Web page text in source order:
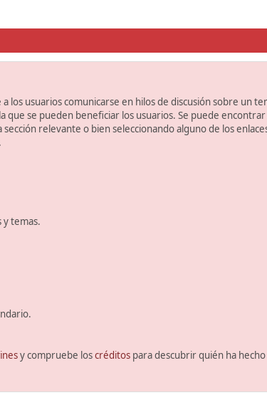
usuarios comunicarse en hilos de discusión sobre un
se pueden beneficiar los usuarios. Se puede
relevante o bien seleccionando alguno de los
temas.
y compruebe loscréditos para descubrir quién ha hecho